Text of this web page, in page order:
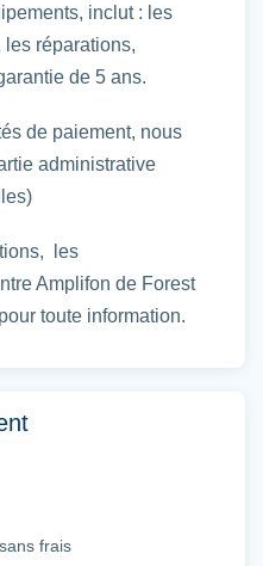
inclut : les
réparations,
de 5 ans.
de paiement, nous
administrative
les
Amplifon de Forest
toute information.
frais